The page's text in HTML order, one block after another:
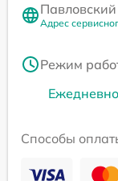
Адрес
Режим
Способы